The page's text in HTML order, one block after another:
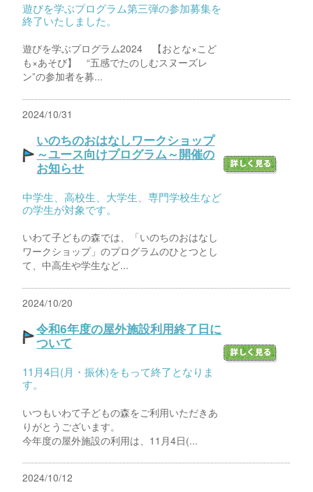
遊びを学ぶプログラム第三弾の参加募集を
終了いたしました。
遊びを学ぶプログラム2024 【おとな×こど
も×あそび】 “五感でたのしむスヌーズレ
ン”の参加者を募...
2024/10/31
いのちのおはなしワークショップ
～ユース向けプログラム～開催の
お知らせ
中学生、高校生、大学生、専門学校生など
の学生が対象です。
いわて子どもの森では、「いのちのおはなし
ワークショップ」のプログラムのひとつとし
て、中高生や学生など...
2024/10/20
令和6年度の屋外施設利用終了日に
ついて
11月4日(月・振休)をもって終了となりま
す。
いつもいわて子どもの森をご利用いただきあ
りがとうございます。
今年度の屋外施設の利用は、11月4日(...
2024/10/12